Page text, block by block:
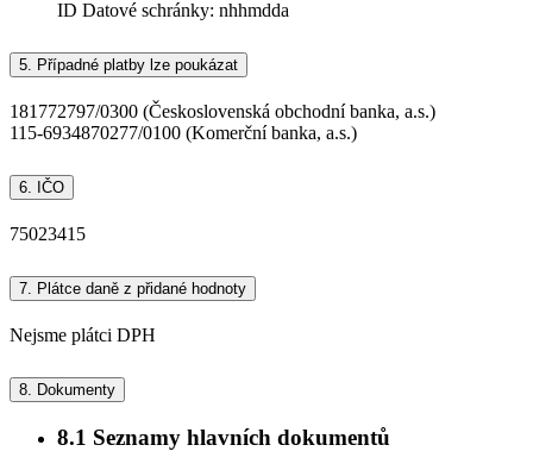
ID Datové schránky: nhhmdda
5. Případné platby lze poukázat
181772797/0300 (Československá obchodní banka, a.s.)
115-6934870277/0100 (Komerční banka, a.s.)
6. IČO
75023415
7. Plátce daně z přidané hodnoty
Nejsme plátci DPH
8. Dokumenty
8.1 Seznamy hlavních dokumentů